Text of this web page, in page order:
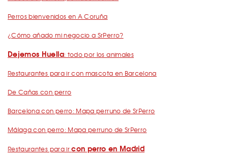
Perros bienvenidos en A Coruña
¿Cómo añado mi negocio a SrPerro?
Dejemos Huella: todo por los animales
Restaurantes para ir con mascota en Barcelona
De Cañas con perro
Barcelona con perro: Mapa perruno de SrPerro
Málaga con perro: Mapa perruno de SrPerro
Restaurantes para ircon perro en Madrid